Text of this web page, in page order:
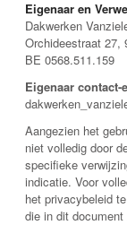
Eigenaar en
Dakwerken
Orchideestraat 27,
BE 0568.511.159
Eigenaar contact-
Aangezien het
niet volledig door
specifieke
indicatie. Voor
het privacybeleid
die in dit